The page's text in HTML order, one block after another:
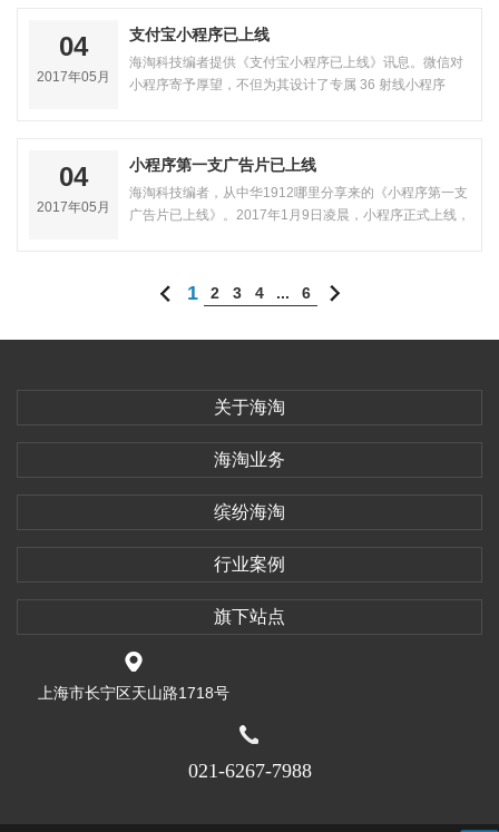
04
2017年05月
支付宝小程序已上线
海淘科技编者提供《支付宝小程序已上线》讯息。微信对
小程序寄予厚望，不但为其设计了专属 36 射线小程序
04
2017年05月
小程序第一支广告片已上线
海淘科技编者，从中华1912哪里分享来的《小程序第一支
广告片已上线》。2017年1月9日凌晨，小程序正式上线，
1 2 3 4 ... 6
关于海淘
海淘业务
缤纷海淘
行业案例
旗下站点
上海市长宁区天山路1718号
021-6267-7988